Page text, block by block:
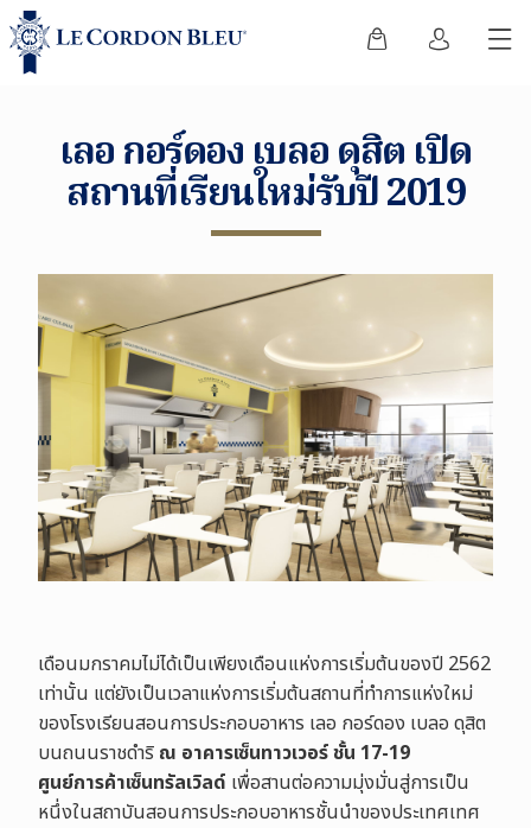
เลอ กอร์ดอง เบลอ ดุสิต เปิด
สถานที่เรียนใหม่รับปี 2019
เดือนมกราคมไม่ได้เป็นเพียงเดือนแห่งการเริ่มต้นของปี 2562
เท่านั้น แต่ยังเป็นเวลาแห่งการเริ่มต้นสถานที่ทำการแห่งใหม่
ของโรงเรียนสอนการประกอบอาหาร เลอ กอร์ดอง เบลอ ดุสิต
บนถนนราชดำริ ณ อาคารเซ็นทาวเวอร์ ชั้น 17-19
ศูนย์การค้าเซ็นทรัลเวิลด์ เพื่อสานต่อความมุ่งมั่นสู่การเป็น
หนึ่งในสถาบันสอนการประกอบอาหารชั้นนำของประเทศเทศ